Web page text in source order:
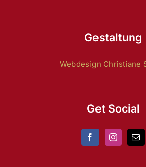
Gestaltung
Webdesign Christiane
Get Social